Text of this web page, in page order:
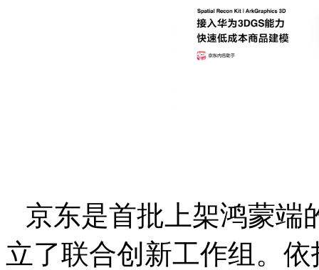
京东是首批上架鸿蒙端
立了联合创新工作组。依